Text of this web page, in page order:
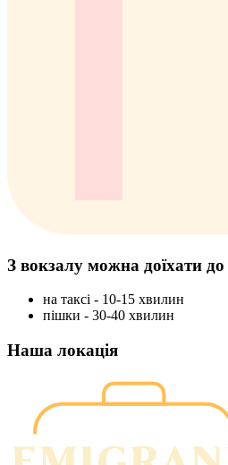
З вокзалу можна доїхати до
на таксі - 10-15 хвилин
пішки - 30-40 хвилин
Наша локація